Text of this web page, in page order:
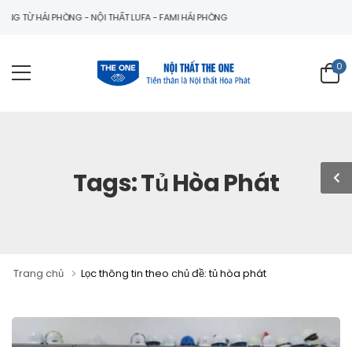
HẢI PHÒNG - NỘI THẤT LUFA - FAMI HẢI PHÒNG
0
Tags: Tủ Hòa Phát
Trang chủ Lọc thông tin theo chủ đề: tủ hòa phát